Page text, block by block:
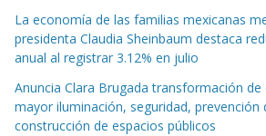
La economía de las familias mexicanas
presidenta Claudia Sheinbaum destaca
anual al registrar 3.12% en julio
Anuncia Clara Brugada transformación de
mayor iluminación, seguridad, prevención
construcción de espacios públicos